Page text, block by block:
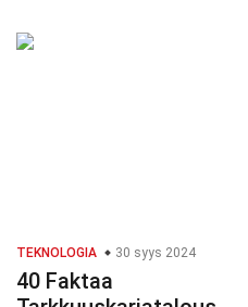
TEKNOLOGIA 30 syys 2024
40 Faktaa